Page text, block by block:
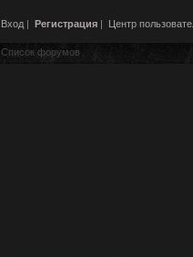
Вход | Регистрация | Центр
Список форумов